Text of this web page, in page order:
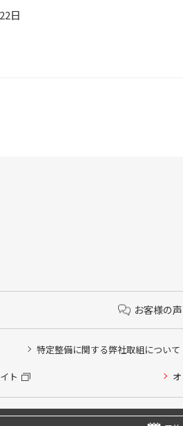
日
お客様の声
特定整備に関する弊社取組について
ト